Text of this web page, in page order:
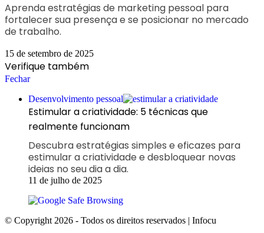
Aprenda estratégias de marketing pessoal para
fortalecer sua presença e se posicionar no mercado
de trabalho.
15 de setembro de 2025
Verifique também
Fechar
Desenvolvimento pessoal
Estimular a criatividade: 5 técnicas que
realmente funcionam
Descubra estratégias simples e eficazes para
estimular a criatividade e desbloquear novas
ideias no seu dia a dia.
11 de julho de 2025
© Copyright 2026 - Todos os direitos reservados | Infocu